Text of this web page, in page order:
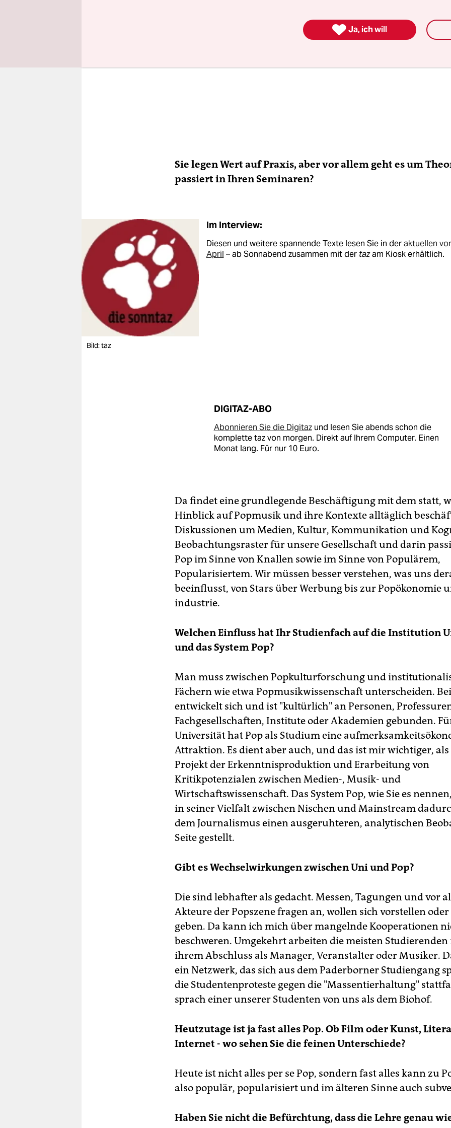
Sie legen Wert auf Praxis, aber vor allem geht es um
passiert in Ihren Seminaren?
Bild: taz
Im Interview:
Diesen und weitere spannende Texte lesen Sie in deraktuellen
April – ab Sonnabend zusammen mit der tazam Kiosk erhältlich.
DIGITAZ-ABO
Abonnieren Sie die Digitazund lesen Sie abends schon die
komplette taz von morgen. Direkt auf Ihrem Computer. Einen
Monat lang. Für nur 10 Euro.
Da findet eine grundlegende Beschäftigung mit dem statt,
Hinblick auf Popmusik und ihre Kontexte alltäglich
Diskussionen um Medien, Kultur, Kommunikation und
Beobachtungsraster für unsere Gesellschaft und darin
Pop im Sinne von Knallen sowie im Sinne von Populärem,
Popularisiertem. Wir müssen besser verstehen, was uns
beeinflusst, von Stars über Werbung bis zur Popökonomie
industrie.
Welchen Einfluss hat Ihr Studienfach auf die Institution
und das System Pop?
Man muss zwischen Popkulturforschung und
Fächern wie etwa Popmusikwissenschaft unterscheiden.
entwickelt sich und ist "kultürlich" an Personen,
Fachgesellschaften, Institute oder Akademien gebunden.
Universität hat Pop als Studium eine
Attraktion. Es dient aber auch, und das ist mir wichtiger, als
Projekt der Erkenntnisproduktion und Erarbeitung von
Kritikpotenzialen zwischen Medien-, Musik- und
Wirtschaftswissenschaft. Das System Pop, wie Sie es
in seiner Vielfalt zwischen Nischen und Mainstream
dem Journalismus einen ausgeruhteren, analytischen
Seite gestellt.
Gibt es Wechselwirkungen zwischen Uni und Pop?
Die sind lebhafter als gedacht. Messen, Tagungen und vor
Akteure der Popszene fragen an, wollen sich vorstellen
geben. Da kann ich mich über mangelnde Kooperationen
beschweren. Umgekehrt arbeiten die meisten Studierenden
ihrem Abschluss als Manager, Veranstalter oder Musiker.
ein Netzwerk, das sich aus dem Paderborner Studiengang
die Studentenproteste gegen die "Massentierhaltung"
sprach einer unserer Studenten von uns als dem Biohof.
Heutzutage ist ja fast alles Pop. Ob Film oder Kunst,
Internet - wo sehen Sie die feinen Unterschiede?
Heute ist nicht alles per se Pop, sondern fast alles kann zu
also populär, popularisiert und im älteren Sinne auch
Haben Sie nicht die Befürchtung, dass die Lehre genau
 Ja, ich will